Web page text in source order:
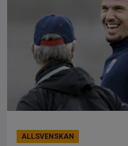
ALLSVENSKAN